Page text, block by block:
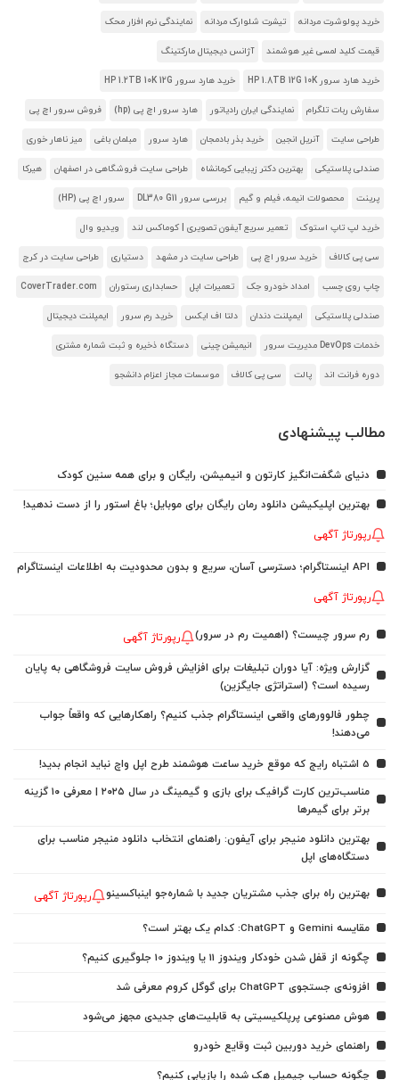
خرید پولوشرت مردانه تیشرت شلوارک مردانه نمایندگی نرم افزار محک
قیمت کلید لمسی غیر هوشمند آژانس دیجیتال مارکتینگ
خرید هارد سرور HP 1.8TB 12G 10K خرید هارد سرور HP 1.2TB 10K 12G
سفارش ربات تلگرام نمایندگی ایران رادیاتور هارد سرور اچ پی (hp) فروش سرور اچ پی
طراحی سایت آنریل انجین خرید بذر بادمجان هارد سرور مبلمان باغی میز ناهار خوری
صندلی پلاستیکی بهترین دکتر زیبایی کرمانشاه طراحی سایت فروشگاهی در اصفهان هیرکا
پرینت محصولات انیمه، فیلم و گیم بررسی سرور DL380 G11 سرور اچ پی (HP)
خرید لپ تاپ استوک تعمیر سریع آیفون تصویری | کوماکس لند ویدیو وال
سی پی کالاف خرید سرور اچ پی طراحی سایت در مشهد دستیاری طراحی سایت در کرج
چاپ روی چسب امداد خودرو جک تعمیرات اپل حسابداری رستوران CoverTrader.com
صندلی پلاستیکی ایمپلنت دندان دلتا اف ایکس خرید رم سرور ایمپلنت دیجیتال
خدمات DevOps مدیریت سرور انیمیشن چینی دستگاه ذخیره و ثبت شماره مشتری
دوره فرانت اند پالت سی پی کالاف موسسات مجاز اعزام دانشجو
مطالب پیشنهادی
دنیای شگفت‌انگیز کارتون و انیمیشن، رایگان و برای همه سنین کودک
بهترین اپلیکیشن دانلود رمان رایگان برای موبایل؛ باغ استور را از دست ندهید!
رپورتاژ آگهی
API اینستاگرام؛ دسترسی آسان، سریع و بدون محدودیت به اطلاعات اینستاگرام
رپورتاژ آگهی
رم سرور چیست؟ (اهمیت رم در سرور) رپورتاژ آگهی
گزارش ویژه: آیا دوران تبلیغات برای افزایش فروش سایت فروشگاهی به پایان
رسیده است؟ (استراتژی جایگزین)
چطور فالوورهای واقعی اینستاگرام جذب کنیم؟ راهکارهایی که واقعاً جواب
می‌دهند!
5 اشتباه رایج که موقع خرید ساعت هوشمند طرح اپل واچ نباید انجام بدید!
مناسب‌ترین کارت گرافیک برای بازی و گیمینگ در سال ۲۰۲۵ | معرفی ۱۰ گزینه
برتر برای گیمرها
بهترین دانلود منیجر برای آیفون: راهنمای انتخاب دانلود منیجر مناسب برای
دستگاه‌های اپل
بهترین راه برای جذب مشتریان جدید با شماره‌جو اینباکسینو رپورتاژ آگهی
مقایسه Gemini و ChatGPT: کدام یک بهتر است؟
چگونه از قفل شدن خودکار ویندوز 11 یا ویندوز 10 جلوگیری کنیم؟
افزونه‌ی جستجوی ChatGPT برای گوگل کروم معرفی شد
هوش مصنوعی پرپلکیسیتی به قابلیت‌های جدیدی مجهز می‌شود
راهنمای خرید دوربین ثبت وقایع خودرو
چگونه حساب جیمیل هک شده را بازیابی کنیم؟